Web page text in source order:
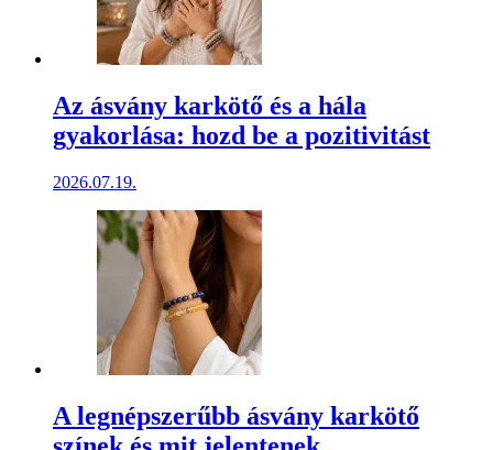
Az ásvány karkötő és a hála
gyakorlása: hozd be a pozitivitást
2026.07.19.
A legnépszerűbb ásvány karkötő